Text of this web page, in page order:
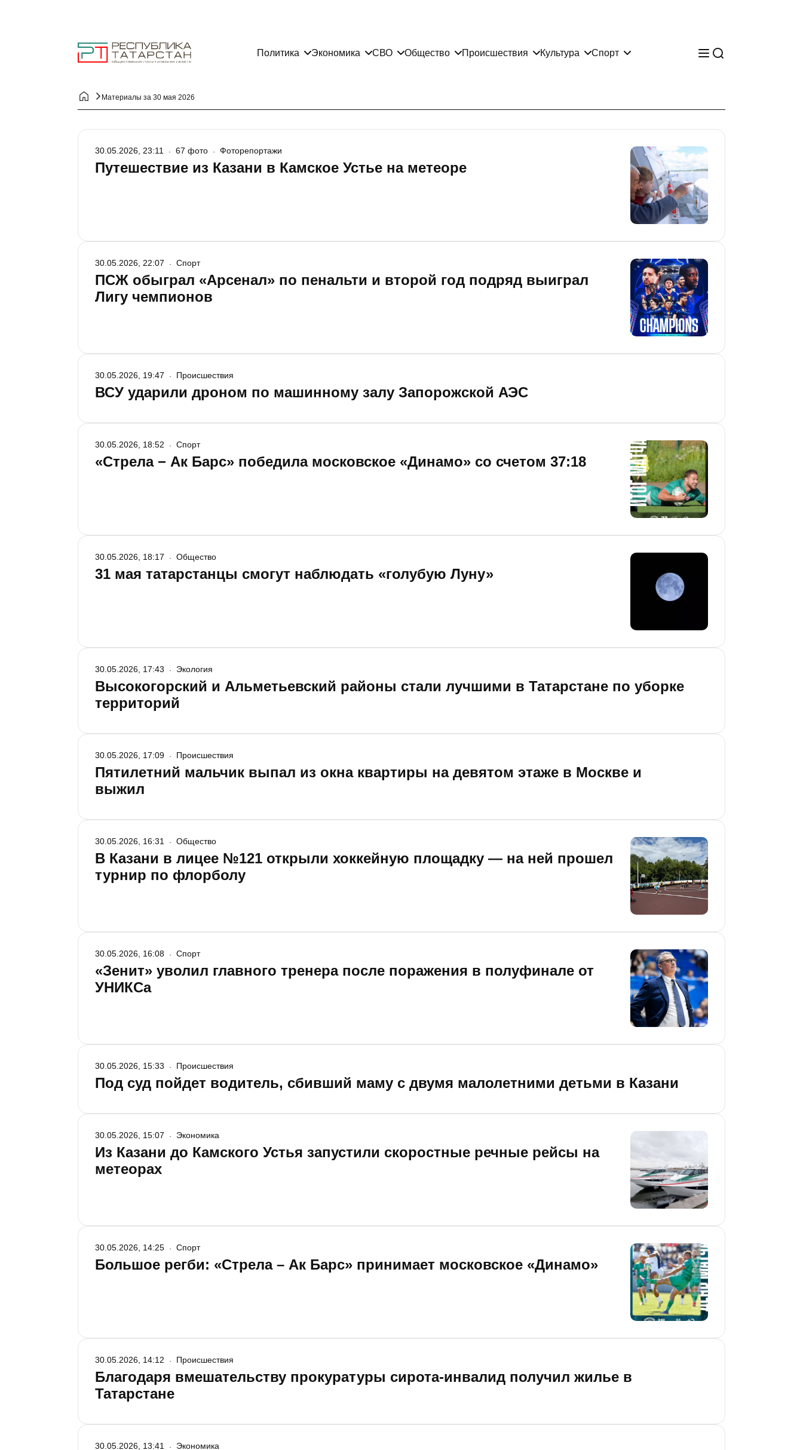
Политика Экономика СВО Общество Происшествия Культура Спорт
Материалы за 30 мая 2026
Путешествие из Казани в Камское Устье на метеоре
30.05.2026, 23:11 67 фото Фоторепортажи
ПСЖ обыграл «Арсенал» по пенальти и второй год подряд выиграл
Лигу чемпионов
30.05.2026, 22:07 Спорт
ВСУ ударили дроном по машинному залу Запорожской АЭС
30.05.2026, 19:47 Происшествия
«Стрела − Ак Барс» победила московское «Динамо» со счетом 37:18
30.05.2026, 18:52 Спорт
31 мая татарстанцы смогут наблюдать «голубую Луну»
30.05.2026, 18:17 Общество
Высокогорский и Альметьевский районы стали лучшими в Татарстане по уборке
территорий
30.05.2026, 17:43 Экология
Пятилетний мальчик выпал из окна квартиры на девятом этаже в Москве и
выжил
30.05.2026, 17:09 Происшествия
В Казани в лицее №121 открыли хоккейную площадку — на ней прошел
турнир по флорболу
30.05.2026, 16:31 Общество
«Зенит» уволил главного тренера после поражения в полуфинале от
УНИКСа
30.05.2026, 16:08 Спорт
Под суд пойдет водитель, сбивший маму с двумя малолетними детьми в Казани
30.05.2026, 15:33 Происшествия
Из Казани до Камского Устья запустили скоростные речные рейсы на
метеорах
30.05.2026, 15:07 Экономика
Большое регби: «Стрела – Ак Барс» принимает московское «Динамо»
30.05.2026, 14:25 Спорт
Благодаря вмешательству прокуратуры сирота-инвалид получил жилье в
Татарстане
30.05.2026, 14:12 Происшествия
30.05.2026, 13:41 Экономика